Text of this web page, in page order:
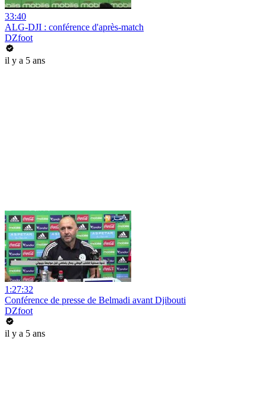
33:40
ALG-DJI : conférence d'après-match
DZfoot
il y a 5 ans
1:27:32
Conférence de presse de Belmadi avant Djibouti
DZfoot
il y a 5 ans